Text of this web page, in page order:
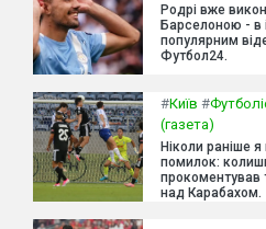
Родрі вже
Барселоною - в
популярним
Футбол24.
#Київ #
(газета)
Ніколи раніше я
помилок:
прокоментував
над Карабахом.